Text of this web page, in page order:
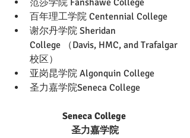
范莎学院 Fanshawe College
百年理工学院 Centennial College
谢尔丹学院 Sheridan
College （Davis, HMC, and Trafalgar
校区）
亚岗昆学院 Algonquin College
圣力嘉学院Seneca College
Seneca College
圣力嘉学院